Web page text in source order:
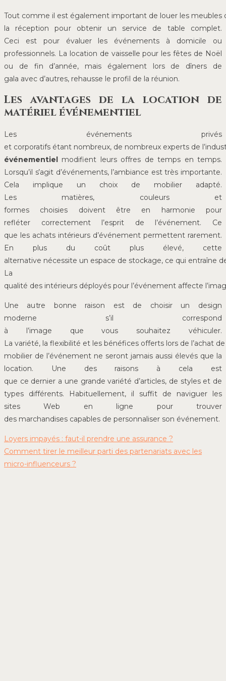
Tout comme il est également important de louer les meubles
la réception pour obtenir un service de table complet.
Ceci est pour évaluer les événements à domicile ou
professionnels. La location de vaisselle pour les fêtes de Noël
ou de fin d’année, mais également lors de dîners de
gala avec d’autres, rehausse le profil de la réunion.
Les avantages de la location de
matériel événementiel
Les événements privés
et corporatifs étant nombreux, de nombreux experts de
événementiel modifient leurs offres de temps en temps.
Lorsqu’il s’agit d’événements, l’ambiance est très importante.
Cela implique un choix de mobilier adapté.
Les matières, couleurs et
formes choisies doivent être en harmonie pour
refléter correctement l’esprit de l’événement. Ce
que les achats intérieurs d’événement permettent rarement.
En plus du coût plus élevé, cette
alternative nécessite un espace de stockage, ce qui entraîne
La
qualité des intérieurs déployés pour l’événement affecte
Une autre bonne raison est de choisir un design
moderne s’il correspond
à l’image que vous souhaitez véhiculer.
La variété, la flexibilité et les bénéfices offerts lors de l’achat de
mobilier de l’événement ne seront jamais aussi élevés que la
location. Une des raisons à cela est
que ce dernier a une grande variété d’articles, de styles et de
types différents. Habituellement, il suffit de naviguer les
sites Web en ligne pour trouver
des marchandises capables de personnaliser son événement.
Loyers impayés : faut-il prendre une assurance ?
Comment tirer le meilleur parti des partenariats avec les
micro-influenceurs ?